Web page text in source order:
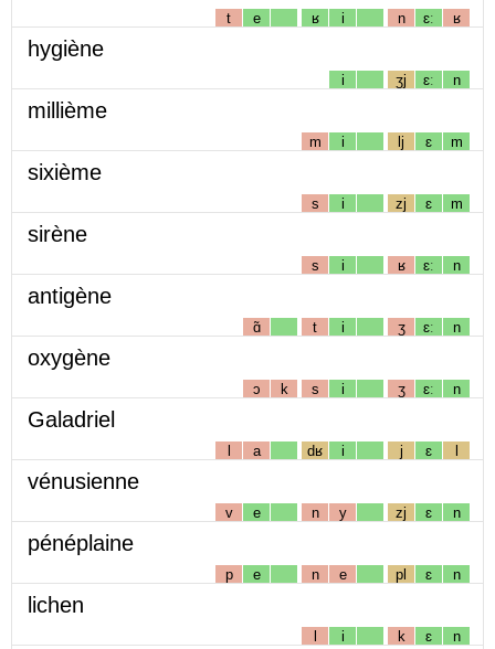
t e ʁ i n ɛː ʁ
hygiène
i ʒj ɛː n
millième
m i lj ɛ m
sixième
s i zj ɛ m
sirène
s i ʁ ɛː n
antigène
ɑ̃ t i ʒ ɛː n
oxygène
ɔ k s i ʒ ɛː n
Galadriel
l a dʁ i j ɛ l
vénusienne
v e n y zj ɛ n
pénéplaine
p e n e pl ɛ n
lichen
l i k ɛ n